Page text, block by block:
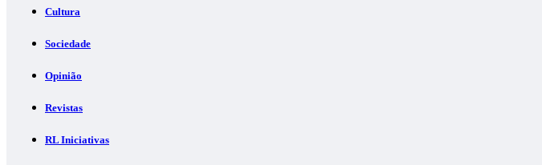
Cultura
Sociedade
Opinião
Revistas
RL Iniciativas